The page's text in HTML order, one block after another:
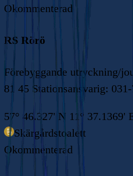
Okommenterad
RS Rörö
Förebyggande utryckning/
81 45 Stationsansvarig: 031-
57° 46.327' N 11° 37.1369'
Skärgårdstoalett
Okommenterad